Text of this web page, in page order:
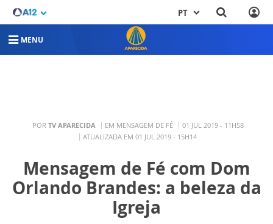
PT
MENU
POR TV APARECIDA EM MENSAGEM DE FÉ
01 JUL 2019 - 11H58
ATUALIZADA EM 01 JUL 2019 - 15H14
Mensagem de Fé com Dom
Orlando Brandes: a beleza da
Igreja